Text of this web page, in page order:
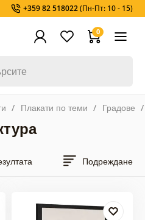
+359 82 518022(Пн-Пт: 10 - 15)
0
Плакати по теми Градове
Подреждане